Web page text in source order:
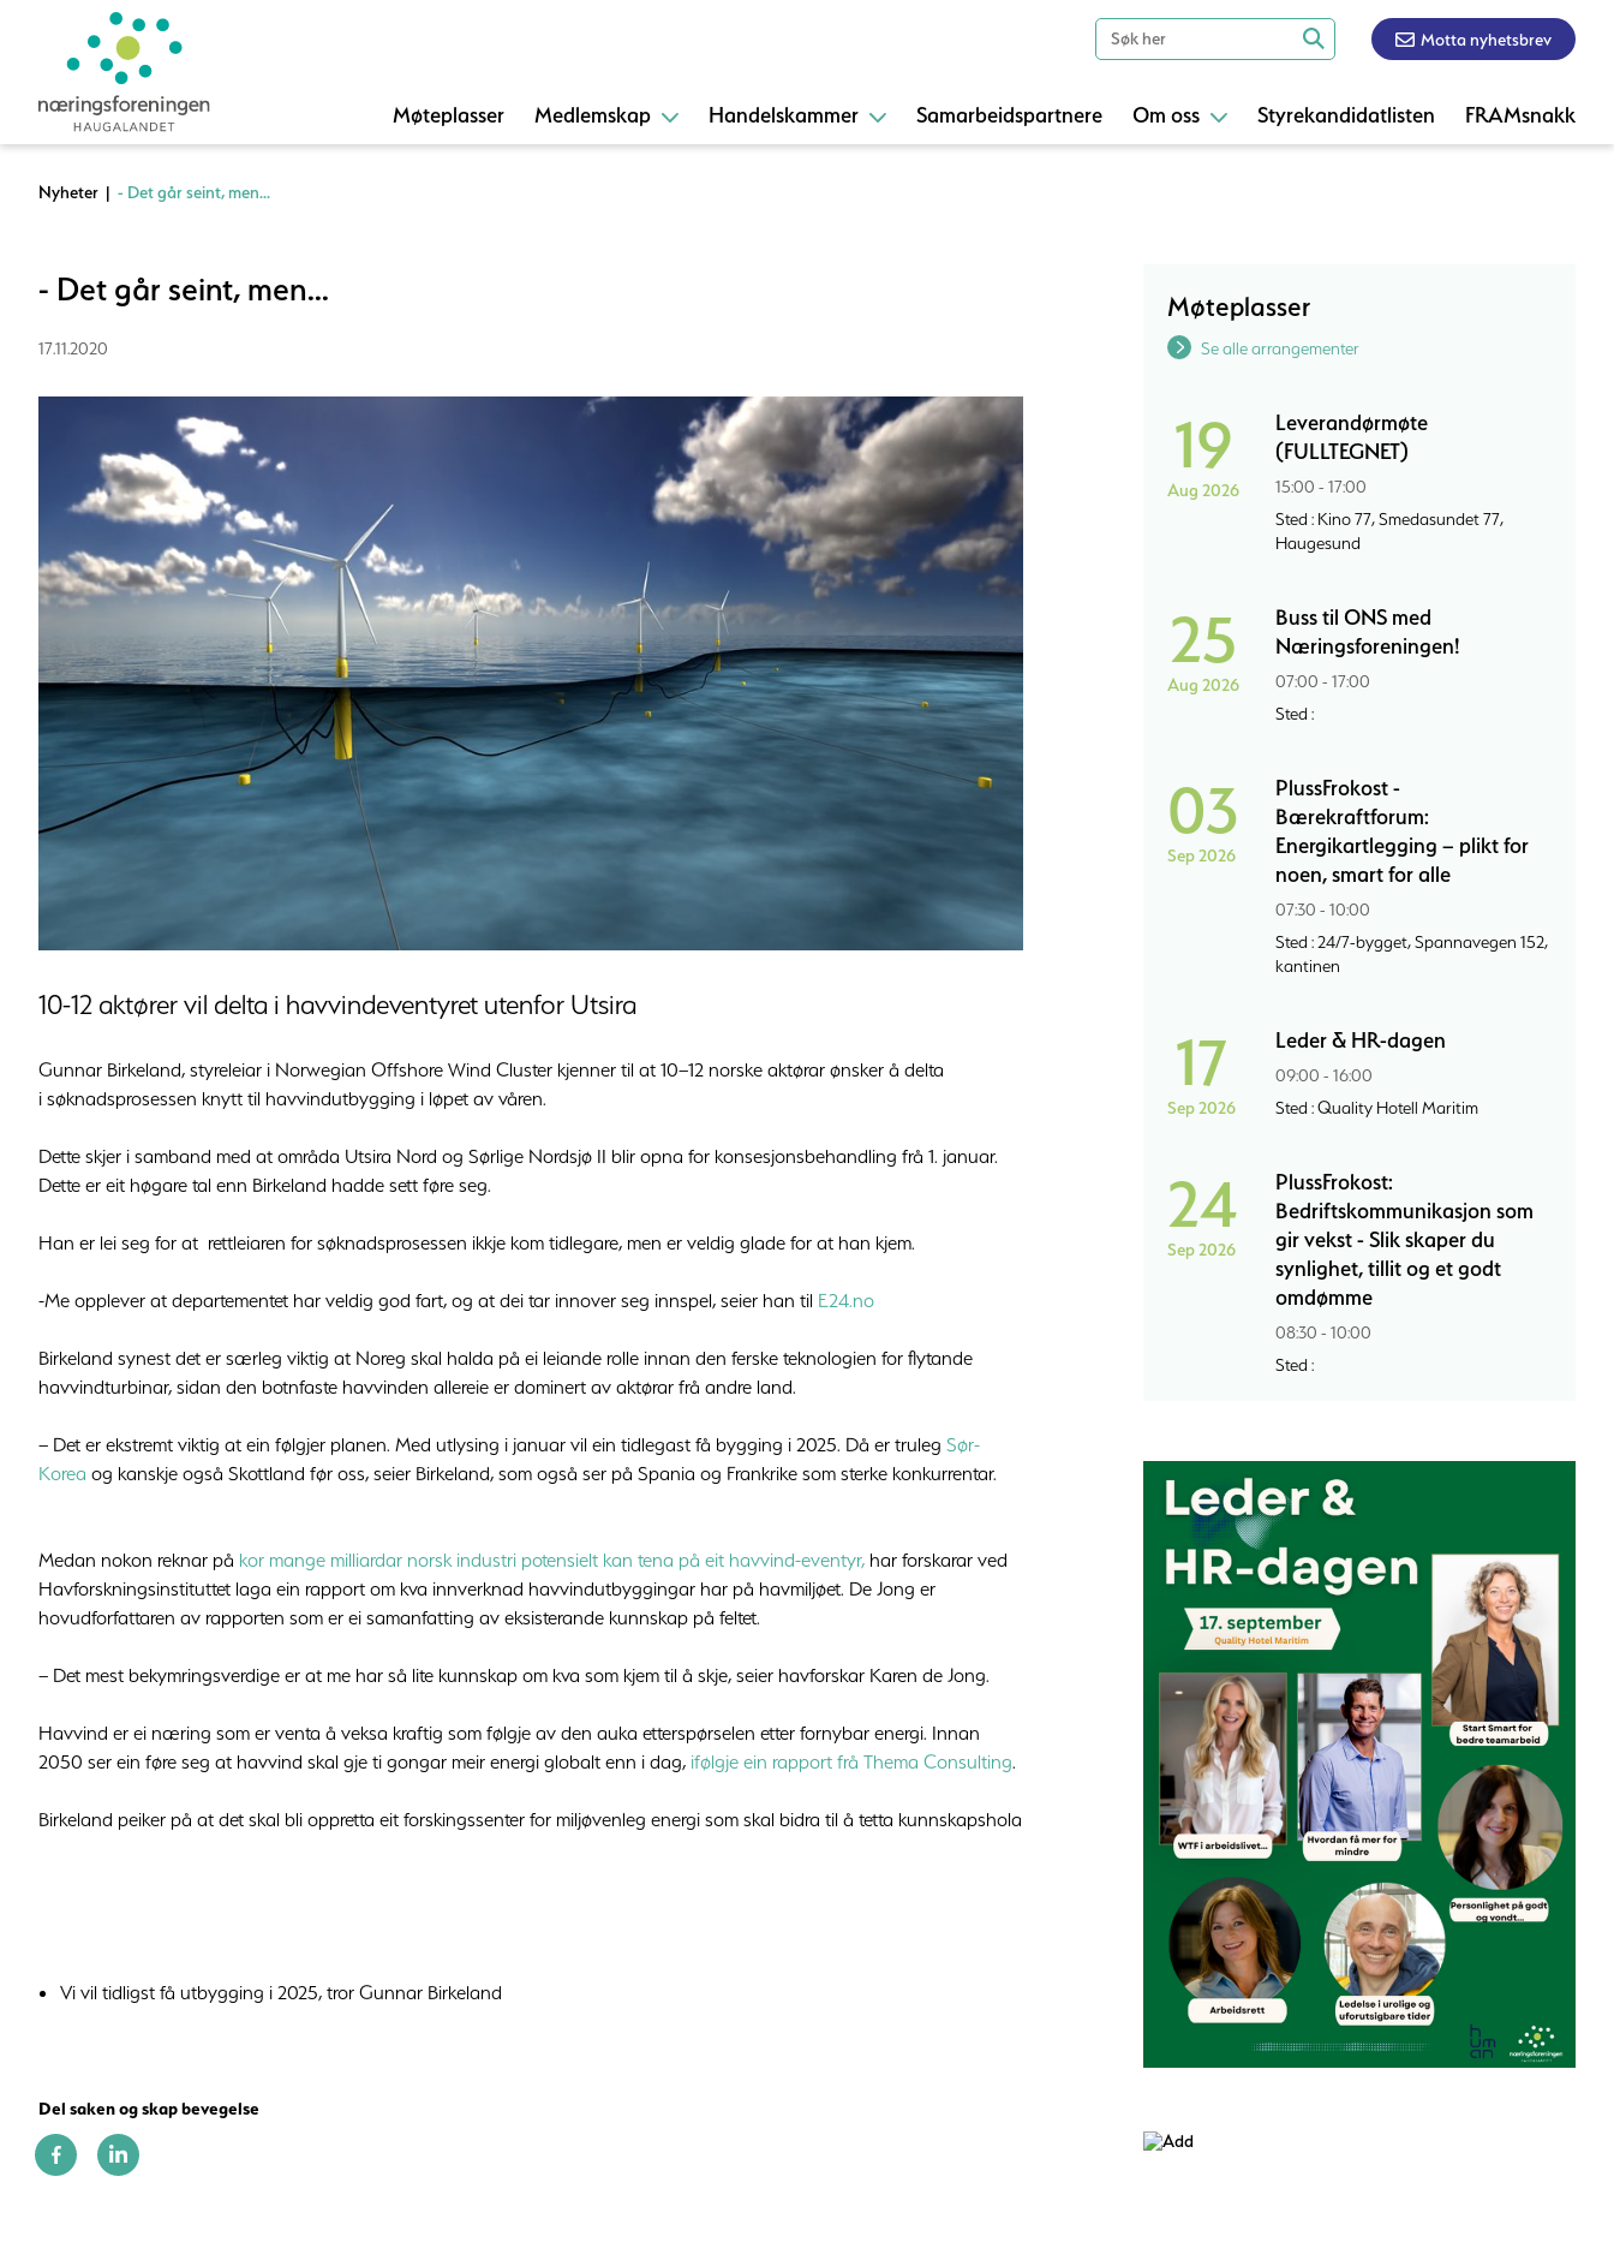
Motta nyhetsbrev
Møteplasser Medlemskap Handelskammer Samarbeidspartnere Om oss Styrekandidatlisten FRAMsnakk
Nyheter | - Det går seint, men...
- Det går seint, men...
17.11.2020
10-12 aktører vil delta i havvindeventyret utenfor Utsira
Gunnar Birkeland, styreleiar i Norwegian Offshore Wind Cluster kjenner til at 10–12 norske aktørar ønsker å delta
i søknadsprosessen knytt til havvindutbygging i løpet av våren.
Dette skjer i samband med at områda Utsira Nord og Sørlige Nordsjø II blir opna for konsesjonsbehandling frå 1. januar.
Dette er eit høgare tal enn Birkeland hadde sett føre seg.
Han er lei seg for at rettleiaren for søknadsprosessen ikkje kom tidlegare, men er veldig glade for at han kjem.
-Me opplever at departementet har veldig god fart, og at dei tar innover seg innspel, seier han til E24.no
Birkeland synest det er særleg viktig at Noreg skal halda på ei leiande rolle innan den ferske teknologien for flytande
havvindturbinar, sidan den botnfaste havvinden allereie er dominert av aktørar frå andre land.
– Det er ekstremt viktig at ein følgjer planen. Med utlysing i januar vil ein tidlegast få bygging i 2025. Då er truleg Sør-
Korea og kanskje også Skottland før oss, seier Birkeland, som også ser på Spania og Frankrike som sterke konkurrentar.
Medan nokon reknar på kor mange milliardar norsk industri potensielt kan tena på eit havvind-eventyr, har forskarar ved
Havforskningsinstituttet laga ein rapport om kva innverknad havvindutbyggingar har på havmiljøet. De Jong er
hovudforfattaren av rapporten som er ei samanfatting av eksisterande kunnskap på feltet.
– Det mest bekymringsverdige er at me har så lite kunnskap om kva som kjem til å skje, seier havforskar Karen de Jong.
Havvind er ei næring som er venta å veksa kraftig som følgje av den auka etterspørselen etter fornybar energi. Innan
2050 ser ein føre seg at havvind skal gje ti gongar meir energi globalt enn i dag, ifølgje ein rapport frå Thema Consulting.
Birkeland peiker på at det skal bli oppretta eit forskingssenter for miljøvenleg energi som skal bidra til å tetta kunnskapshola
Vi vil tidligst få utbygging i 2025, tror Gunnar Birkeland
Del saken og skap bevegelse
Møteplasser
Se alle arrangementer
19
Aug 2026
Leverandørmøte
(FULLTEGNET)
15:00 - 17:00
Sted : Kino 77, Smedasundet 77,
Haugesund
25
Aug 2026
Buss til ONS med
Næringsforeningen!
07:00 - 17:00
Sted :
03
Sep 2026
PlussFrokost -
Bærekraftforum:
Energikartlegging – plikt for
noen, smart for alle
07:30 - 10:00
Sted : 24/7-bygget, Spannavegen 152,
kantinen
17
Sep 2026
Leder & HR-dagen
09:00 - 16:00
Sted : Quality Hotell Maritim
24
Sep 2026
PlussFrokost:
Bedriftskommunikasjon som
gir vekst - Slik skaper du
synlighet, tillit og et godt
omdømme
08:30 - 10:00
Sted :